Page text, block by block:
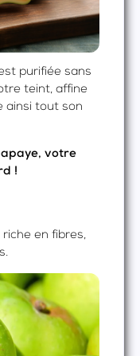
purifiée sans
teint, affine
ainsi tout son
votre
!
en fibres,